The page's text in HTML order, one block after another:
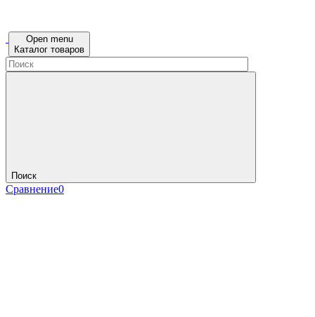
Open menu
Каталог товаров
Поиск
Сравнение0